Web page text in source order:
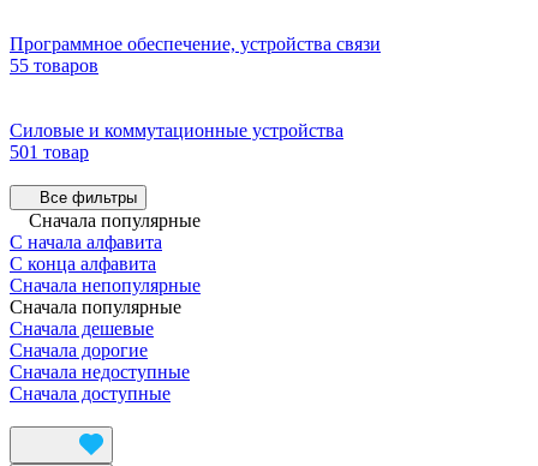
Программное обеспечение, устройства связи
55 товаров
Силовые и коммутационные устройства
501 товар
Все фильтры
Сначала популярные
С начала алфавита
С конца алфавита
Сначала непопулярные
Сначала популярные
Сначала дешевые
Сначала дорогие
Сначала недоступные
Сначала доступные